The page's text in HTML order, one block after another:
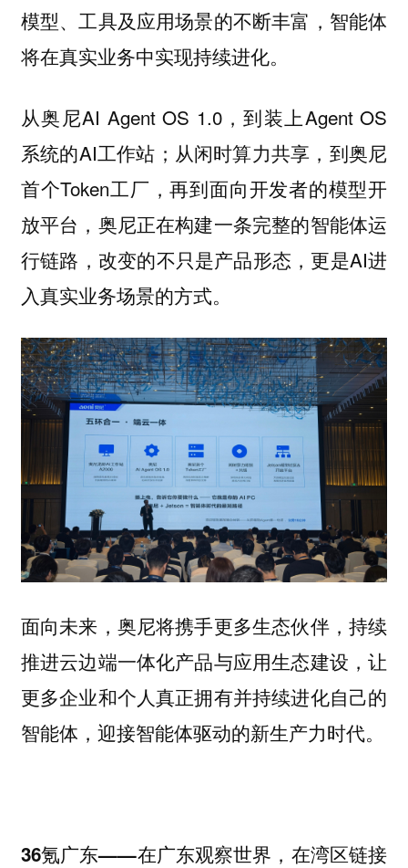
模型、工具及应用场景的不断丰富，智能体
将在真实业务中实现持续进化。
从奥尼AI Agent OS 1.0，到装上Agent OS
系统的AI工作站；从闲时算力共享，到奥尼
首个Token工厂，再到面向开发者的模型开
放平台，奥尼正在构建一条完整的智能体运
行链路，改变的不只是产品形态，更是AI进
入真实业务场景的方式。
面向未来，奥尼将携手更多生态伙伴，持续
推进云边端一体化产品与应用生态建设，让
更多企业和个人真正拥有并持续进化自己的
智能体，迎接智能体驱动的新生产力时代。
36氪广东——在广东观察世界，在湾区链接